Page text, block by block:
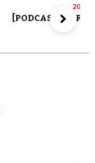
20
[PODCAST] LE